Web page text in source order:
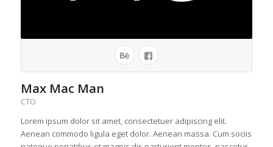
Max Mac Man
CTO
Lorem ipsum dolor sit amet, consectetuer adipiscing elit.
Aenean commodo ligula eget dolor. Aenean massa. Cum sociis